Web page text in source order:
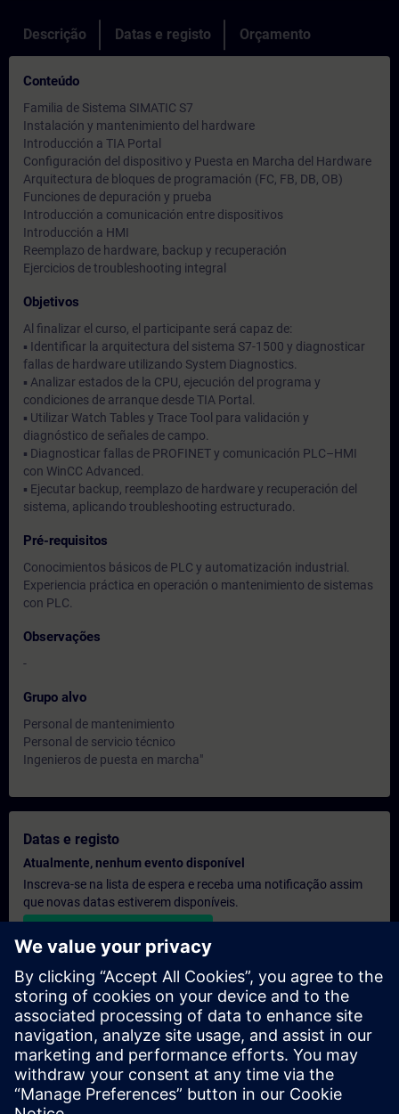
Descrição Datas e registo Orçamento
Conteúdo
Familia de Sistema SIMATIC S7
Instalación y mantenimiento del hardware
Introducción a TIA Portal
Configuración del dispositivo y Puesta en Marcha del Hardware
Arquitectura de bloques de programación (FC, FB, DB, OB)
Funciones de depuración y prueba
Introducción a comunicación entre dispositivos
Introducción a HMI
Reemplazo de hardware, backup y recuperación
Ejercicios de troubleshooting integral
Objetivos
Al finalizar el curso, el participante será capaz de:
▪ Identificar la arquitectura del sistema S7-1500 y diagnosticar
fallas de hardware utilizando System Diagnostics.
▪ Analizar estados de la CPU, ejecución del programa y
condiciones de arranque desde TIA Portal.
▪ Utilizar Watch Tables y Trace Tool para validación y
diagnóstico de señales de campo.
▪ Diagnosticar fallas de PROFINET y comunicación PLC–HMI
con WinCC Advanced.
▪ Ejecutar backup, reemplazo de hardware y recuperación del
sistema, aplicando troubleshooting estructurado.
Pré-requisitos
Conocimientos básicos de PLC y automatización industrial.
Experiencia práctica en operación o mantenimiento de sistemas
con PLC.
Observações
-
Grupo alvo
Personal de mantenimiento
Personal de servicio técnico
Ingenieros de puesta en marcha"
Datas e registo
Atualmente, nenhum evento disponível
Inscreva-se na lista de espera e receba uma notificação assim
que novas datas estiverem disponíveis.
Orçamento personalizado
Se precisar de um orçamento com os preços de tabela para esta
formação, por exemplo, para o seu departamento de aquisição,
clique no link abaixo. Primeiro, terá de fornecer alguns dados
pessoais e, em seguida, receberá um orçamento por e-mail.